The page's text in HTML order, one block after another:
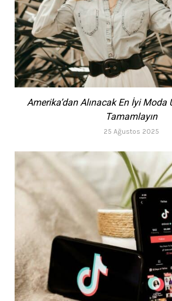
Amerika’dan Alınacak En İyi
Tamamlayın
25 Ağustos 2025